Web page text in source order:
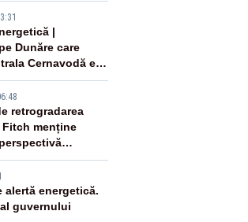
|
Dunăre care
Cernavodă era
lui Ceaușescu
retrogradarea
menține
alertă energetică.
guvernului